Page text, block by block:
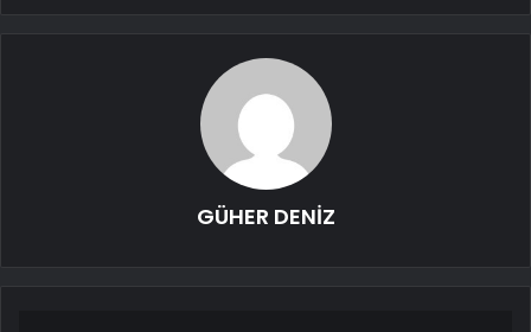
GÜHER DENİZ